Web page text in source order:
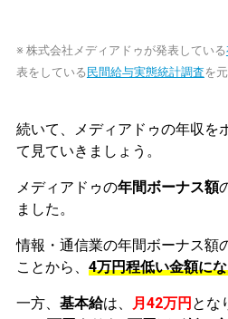
※ 株式会社メディアドゥが発表している
表をしている 民間給与実態統計調査を
続いて、メディアドゥの年収を
て見ていきましょう。
メディアドゥの年間ボーナス額
ました。
情報・通信業の年間ボーナス額
ことから、 4万円程低い金額に
一方、 基本給は、 月42万円 とな